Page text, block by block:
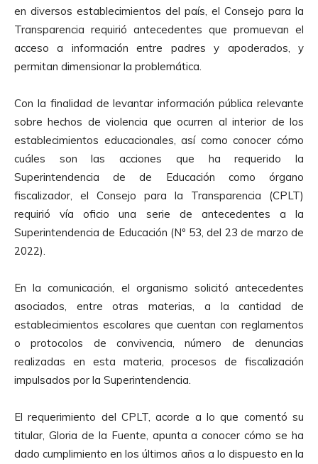
en diversos establecimientos del país, el Consejo para la
Transparencia requirió antecedentes que promuevan el
acceso a información entre padres y apoderados, y
permitan dimensionar la problemática.
Con la finalidad de levantar información pública relevante
sobre hechos de violencia que ocurren al interior de los
establecimientos educacionales, así como conocer cómo
cuáles son las acciones que ha requerido la
Superintendencia de de Educación como órgano
fiscalizador, el
Consejo para la Transparencia (CPLT)
requirió vía oficio una serie de antecedentes a la
Superintendencia de Educación (Nº 53, del 23 de marzo de
2022).
En la comunicación, el organismo solicitó antecedentes
asociados, entre otras materias, a la cantidad de
establecimientos escolares que cuentan con reglamentos
o protocolos de convivencia, número de denuncias
realizadas en esta materia, procesos de fiscalización
impulsados por la Superintendencia.
El requerimiento del CPLT, acorde a lo que comentó su
titular, Gloria de la Fuente, apunta a conocer cómo se ha
dado cumplimiento en los últimos años a lo dispuesto en la